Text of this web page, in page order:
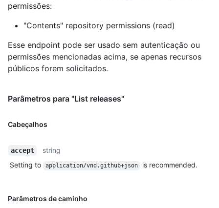
permissões:
"Contents" repository permissions (read)
Esse endpoint pode ser usado sem autenticação ou
permissões mencionadas acima, se apenas recursos
públicos forem solicitados.
Parâmetros para "List releases"
Cabeçalhos
accept
string
Setting to
application/vnd.github+json is recommended.
Parâmetros de caminho